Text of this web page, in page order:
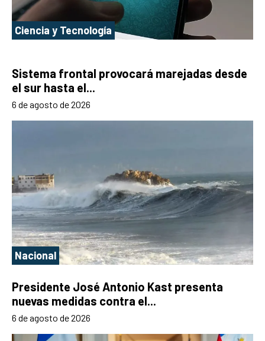
Ciencia y Tecnología
Sistema frontal provocará marejadas desde
el sur hasta el...
6 de agosto de 2026
Nacional
Presidente José Antonio Kast presenta
nuevas medidas contra el...
6 de agosto de 2026